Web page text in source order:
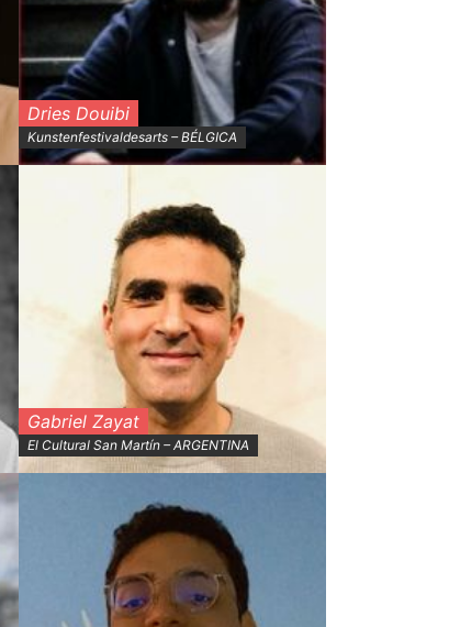
Dries Douibi
Kunstenfestivaldesarts – BÉLGICA
Gabriel Zayat
El Cultural San Martín – ARGENTINA